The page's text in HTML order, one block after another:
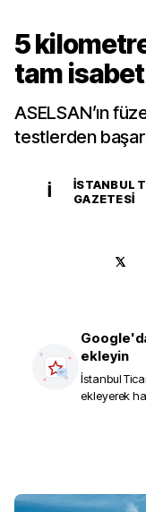
5
tam
ASELSAN’ın
testlerden
İ
İSTANBUL
GAZETESI
ekleyin
İstanbul
ekleyerek